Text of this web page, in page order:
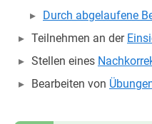
Durch abgelaufene
Teilnehmen an der
Stellen eines
Bearbeiten von